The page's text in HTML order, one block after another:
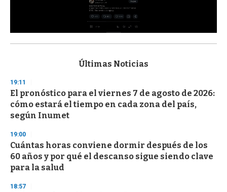
s
d
s
o
f
3
s
e
c
o
n
d
Últimas Noticias
19:11
El pronóstico para el viernes 7 de agosto de 2026:
cómo estará el tiempo en cada zona del país,
según Inumet
19:00
Cuántas horas conviene dormir después de los
60 años y por qué el descanso sigue siendo clave
para la salud
18:57